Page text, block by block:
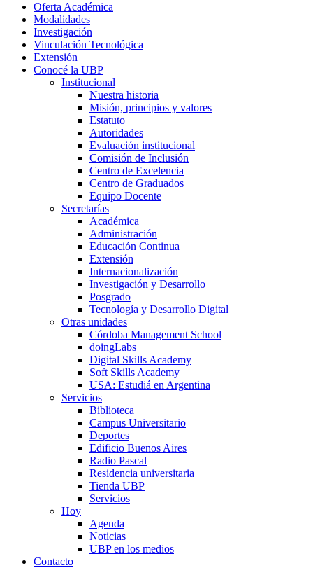
Oferta Académica
Modalidades
Investigación
Vinculación Tecnológica
Extensión
Conocé la UBP
Institucional
Nuestra historia
Misión, principios y valores
Estatuto
Autoridades
Evaluación institucional
Comisión de Inclusión
Centro de Excelencia
Centro de Graduados
Equipo Docente
Secretarías
Académica
Administración
Educación Continua
Extensión
Internacionalización
Investigación y Desarrollo
Posgrado
Tecnología y Desarrollo Digital
Otras unidades
Córdoba Management School
doingLabs
Digital Skills Academy
Soft Skills Academy
USA: Estudiá en Argentina
Servicios
Biblioteca
Campus Universitario
Deportes
Edificio Buenos Aires
Radio Pascal
Residencia universitaria
Tienda UBP
Servicios
Hoy
Agenda
Noticias
UBP en los medios
Contacto